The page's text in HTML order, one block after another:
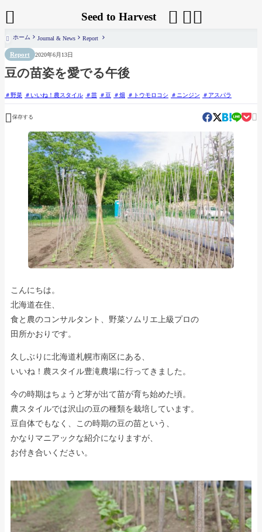
Seed to Harvest  

 ホーム Journal & News Report
Report 2020年6月13日
豆の苗姿を愛でる午後
野菜 いいね！農スタイル 苗 豆 畑 トウモロコシ ニンジン アスパラ
 保存する 
こんにちは。
北海道在住、
食と農のコンサルタント、野菜ソムリエ上級プロの
田所かおりです。
久しぶりに北海道札幌市南区にある、
いいね！農スタイル豊滝農場に行ってきました。
今の時期はちょうど芽が出て苗が育ち始めた頃。
農スタイルでは沢山の豆の種類を栽培しています。
豆自体でもなく、この時期の豆の苗という、
かなりマニアックな紹介になりますが、
お付き合いください。